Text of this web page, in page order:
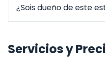
¿Sois dueño de este
Servicios y